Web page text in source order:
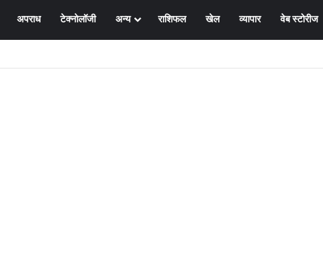
अपराध टेक्नोलॉजी अन्य राशिफल खेल व्यापार वेब स्टोरीज